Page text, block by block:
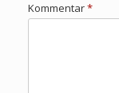
Kommentar*